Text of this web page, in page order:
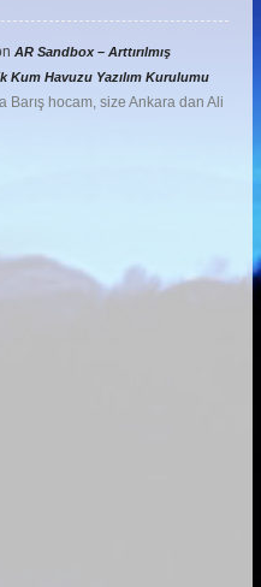
AR Sandbox – Arttırılmış
Kum Havuzu Yazılım Kurulumu
Barış hocam, size Ankara dan Ali